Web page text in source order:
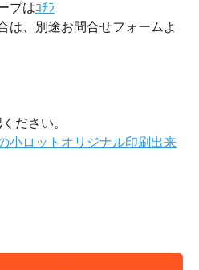
プはｺﾁﾗ
は、別途お問合せフォームよ
ださい。
小ロットオリジナル印刷出来